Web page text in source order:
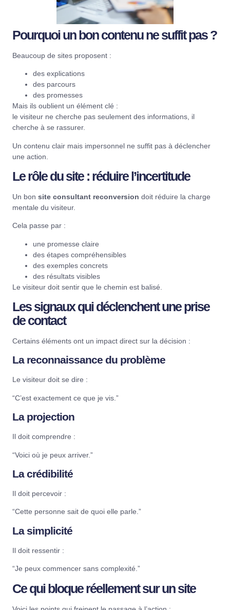
Pourquoi un bon contenu ne suffit pas ?
Beaucoup de sites proposent :
des explications
des parcours
des promesses
Mais ils oublient un élément clé :
le visiteur ne cherche pas seulement des informations, il
cherche à se rassurer.
Un contenu clair mais impersonnel ne suffit pas à déclencher
une action.
Le rôle du site : réduire l’incertitude
Un bon site consultant reconversion doit réduire la charge
mentale du visiteur.
Cela passe par :
une promesse claire
des étapes compréhensibles
des exemples concrets
des résultats visibles
Le visiteur doit sentir que le chemin est balisé.
Les signaux qui déclenchent une prise
de contact
Certains éléments ont un impact direct sur la décision :
La reconnaissance du problème
Le visiteur doit se dire :
“C’est exactement ce que je vis.”
La projection
Il doit comprendre :
“Voici où je peux arriver.”
La crédibilité
Il doit percevoir :
“Cette personne sait de quoi elle parle.”
La simplicité
Il doit ressentir :
“Je peux commencer sans complexité.”
Ce qui bloque réellement sur un site